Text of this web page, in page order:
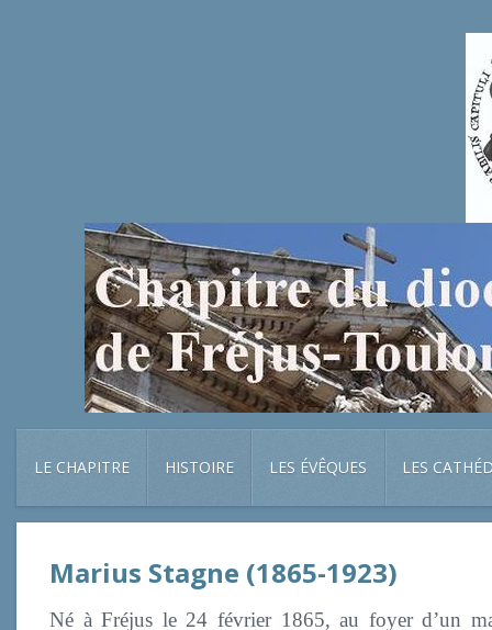
LE CHAPITRE HISTOIRE LES ÉVÊQUES LES
Marius Stagne (1865-1923)
Né à Fréjus le 24 février 1865, au foyer d’un